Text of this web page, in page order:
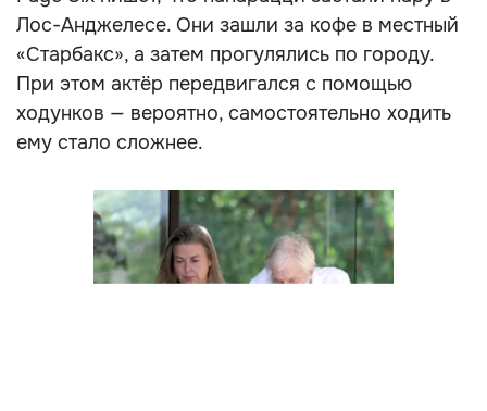
Лос-Анджелесе. Они зашли за кофе в местный
«Старбакс», а затем прогулялись по городу.
При этом актёр передвигался с помощью
ходунков — вероятно, самостоятельно ходить
ему стало сложнее.